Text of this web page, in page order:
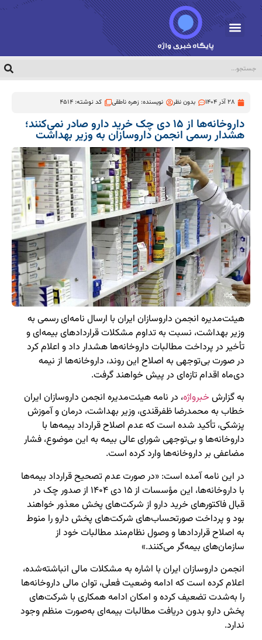
28 آذر 1404 بدون نظر نویسنده:زهره ناطقی کد نوشته: 4514
داروخانه‌ها از ۱۵ دی چک خرید دارو صادر نمی‌کنند؛
هشدار رسمی انجمن داروسازان به وزیر بهداشت
هیئت‌مدیره انجمن داروسازان ایران با ارسال نامه‌ای رسمی به
وزیر بهداشت، نسبت به تداوم مشکلات قراردادهای بیمه‌ای و
تأخیر در پرداخت مطالبات داروخانه‌ها هشدار داد و اعلام کرد
در صورت بی‌توجهی به اصلاح این روند، داروخانه‌ها از نیمه
دی‌ماه اقدام تازه‌ای در پیش خواهند گرفت.
به گزارش خبرواژه، در نامه هیئت‌مدیره انجمن داروسازان ایران
خطاب به محمدرضا ظفرقندی، وزیر بهداشت، درمان و آموزش
پزشکی، تأکید شده است که عدم اصلاح قرارداد بیمه‌ها با
داروخانه‌ها و بی‌توجهی شورای عالی بیمه به این موضوع، فشار
مضاعفی بر داروخانه‌ها وارد کرده است.
در این نامه آمده است: «در صورت عدم تصحیح قرارداد بیمه‌ها
با داروخانه‌ها، این مؤسسات از ۱۵ دی ۱۴۰۴ از صدور چک در
قبال فاکتورهای خرید دارو از شرکت‌های پخش معذور خواهند
بود و پرداخت صورتحساب‌های شرکت‌های پخش دارو را منوط
به اصلاح قراردادها و وصول نظام‌مند مطالبات خود از
سازمان‌های بیمه‌گر می‌کنند.»
انجمن داروسازان ایران با اشاره به مشکلات مالی انباشته‌شده،
اعلام کرده است که ادامه وضعیت فعلی، توان مالی داروخانه‌ها
را به‌شدت تضعیف کرده و امکان ادامه همکاری با شرکت‌های
پخش دارو بدون دریافت مطالبات بیمه‌ای به‌صورت منظم وجود
ندارد.